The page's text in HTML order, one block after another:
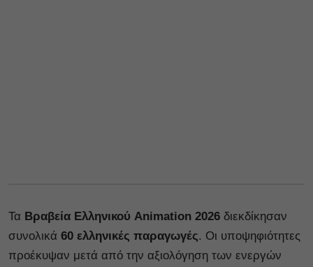
Τα Βραβεία Ελληνικού Animation 2026 διεκδίκησαν
συνολικά 60 ελληνικές παραγωγές. Οι υποψηφιότητες
προέκυψαν μετά από την αξιολόγηση των ενεργών